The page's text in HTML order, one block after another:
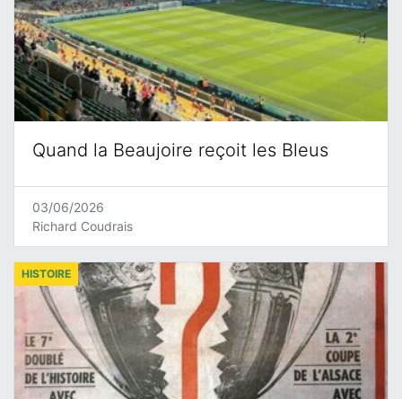
Quand la Beaujoire reçoit les Bleus
03/06/2026
Richard Coudrais
HISTOIRE